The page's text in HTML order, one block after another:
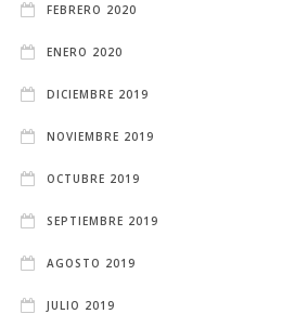
FEBRERO 2020
ENERO 2020
DICIEMBRE 2019
NOVIEMBRE 2019
OCTUBRE 2019
SEPTIEMBRE 2019
AGOSTO 2019
JULIO 2019